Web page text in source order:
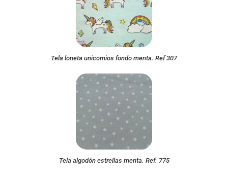
Tela loneta unicornios fondo menta. Ref 307
Tela algodón estrellas menta. Ref. 775